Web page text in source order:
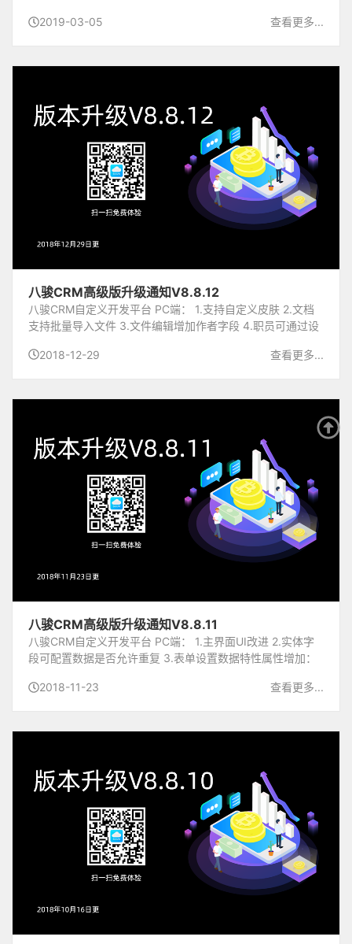
5.表单子表公式支持主表字段 6.树表支持配置...
查看更多...
2019-03-05
八骏CRM高级版升级通知V8.8.12
八骏CRM自定义开发平台 PC端： 1.支持自定义皮肤 2.文档
支持批量导入文件 3.文件编辑增加作者字段 4.职员可通过设
用审批意见功能 6.表单审批增加任务重要性功...
查看更多...
2018-12-29
八骏CRM高级版升级通知V8.8.11
八骏CRM自定义开发平台 PC端： 1.主界面UI改进 2.实体字
段可配置数据是否允许重复 3.表单设置数据特性属性增加：
置增加属性：去掉空格，保存控件数据时去掉两...
查看更多...
2018-11-23